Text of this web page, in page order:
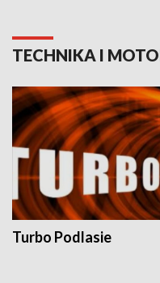
TECHNIKA I
Turbo Podlasie